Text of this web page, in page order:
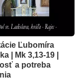
Ľubomíra
| Mk 3,13-19 |
a potreba